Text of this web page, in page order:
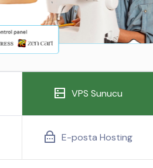
VPS Sunucu
E-posta Hosting